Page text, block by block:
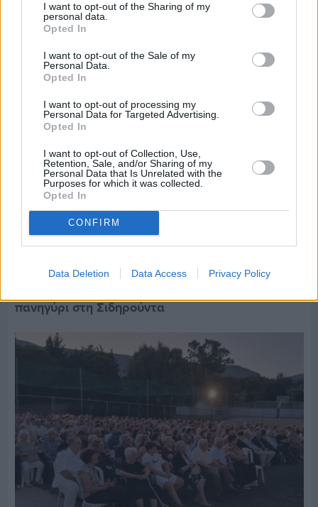
I want to opt-out of the Sharing of my
personal data.
Opted In
I want to opt-out of the Sale of my
Personal Data.
Opted In
I want to opt-out of processing my
Personal Data for Targeted Advertising.
Opted In
I want to opt-out of Collection, Use,
Retention, Sale, and/or Sharing of my
Personal Data that Is Unrelated with the
Purposes for which it was collected.
Opted In
CONFIRM
Data Deletion Data Access Privacy Policy
Οι ξεχωριστές καλοκαιρινές προτάσεις του
Clementine Chios
Πριν 5 ημέρες
πανηγύρι στη Σιδηρούντα